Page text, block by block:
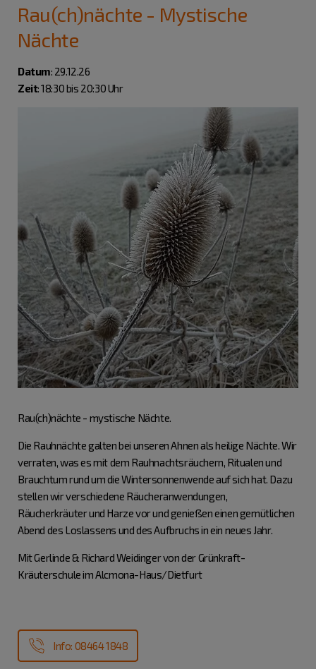
Rau(ch)nächte - Mystische
Nächte
Datum: 29.12.26
Zeit: 18:30 bis 20:30 Uhr
Rau(ch)nächte - mystische Nächte.
Die Rauhnächte galten bei unseren Ahnen als heilige Nächte. Wir
verraten, was es mit dem Rauhnachtsräuchern, Ritualen und
Brauchtum rund um die Wintersonnenwende auf sich hat. Dazu
stellen wir verschiedene Räucheranwendungen,
Räucherkräuter und Harze vor und genießen einen gemütlichen
Abend des Loslassens und des Aufbruchs in ein neues Jahr.
Mit Gerlinde & Richard Weidinger von der Grünkraft-
Kräuterschule im Alcmona-Haus/Dietfurt
Info: 08464 1848